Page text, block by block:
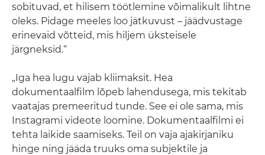
sobituvad, et hilisem töötlemine võimalikult lihtne
oleks. Pidage meeles loo jätkuvust – jäädvustage
erinevaid võtteid, mis hiljem üksteisele
järgneksid.“
„Iga hea lugu vajab kliimaksit. Hea
dokumentaalfilm lõpeb lahendusega, mis tekitab
vaatajas premeeritud tunde. See ei ole sama, mis
Instagrami videote loomine. Dokumentaalfilmi ei
tehta laikide saamiseks. Teil on vaja ajakirjaniku
hinge ning jääda truuks oma subjektile ja